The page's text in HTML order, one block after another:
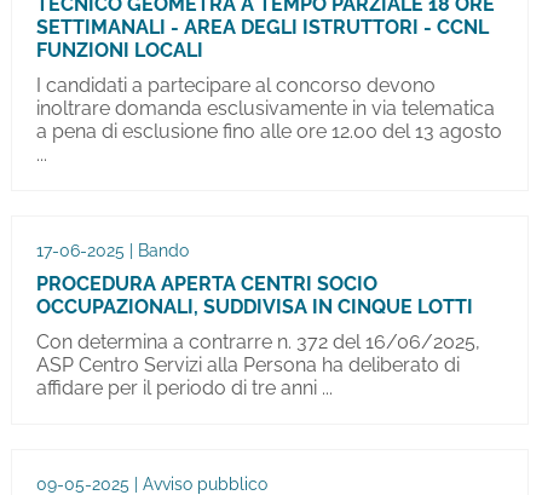
SETTIMANALI - AREA DEGLI ISTRUTTORI - CCNL
FUNZIONI LOCALI
I candidati a partecipare al concorso devono
inoltrare domanda esclusivamente in via telematica
a pena di esclusione fino alle ore 12.00 del 13 agosto
...
17-06-2025 | Bando
PROCEDURA APERTA CENTRI SOCIO
OCCUPAZIONALI, SUDDIVISA IN CINQUE LOTTI
Con determina a contrarre n. 372 del 16/06/2025,
ASP Centro Servizi alla Persona ha deliberato di
affidare per il periodo di tre anni ...
09-05-2025 | Avviso pubblico